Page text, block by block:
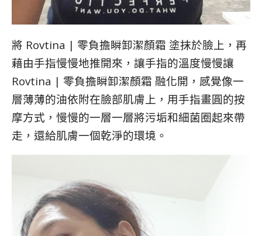
將 Rovtina | 零負擔瞬卸潔顏霜 塗抹於臉上，再
藉由手指慢慢地推開來，讓手指的溫度慢慢讓
Rovtina | 零負擔瞬卸潔顏霜 融化開，感覺像一
層薄薄的油依附在臉部肌膚上，用手指畫圓的按
摩方式，慢慢的一層一層將污垢和細菌圈起來帶
走，還給肌膚一個乾淨的環境。